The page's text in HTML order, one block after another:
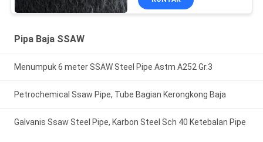
Pipa Baja SSAW
Menumpuk 6 meter SSAW Steel Pipe Astm A252 Gr.3
Petrochemical Ssaw Pipe, Tube Bagian Kerongkong Baja
Galvanis Ssaw Steel Pipe, Karbon Steel Sch 40 Ketebalan Pipe